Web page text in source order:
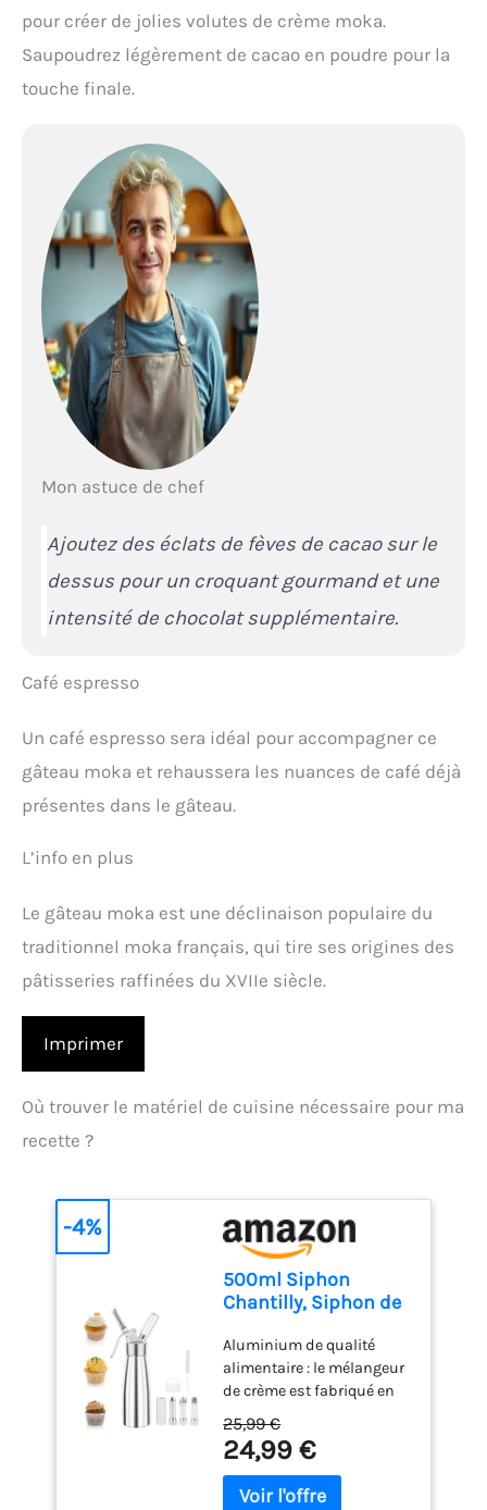
pour créer de jolies volutes de crème moka.
Saupoudrez légèrement de cacao en poudre pour la
touche finale.
Mon astuce de chef
Ajoutez des éclats de fèves de cacao sur le
dessus pour un croquant gourmand et une
intensité de chocolat supplémentaire.
Café espresso
Un café espresso sera idéal pour accompagner ce
gâteau moka et rehaussera les nuances de café déjà
présentes dans le gâteau.
L’info en plus
Le gâteau moka est une déclinaison populaire du
traditionnel moka français, qui tire ses origines des
pâtisseries raffinées du XVIIe siècle.
Imprimer
Où trouver le matériel de cuisine nécessaire pour ma
recette ?
500ml Siphon
Chantilly, Siphon de
Gâteaux et Desserts,
Syphon à crème en
Aluminium avec 3
Douilles en Acier
Inoxydable et 1
Brosse de Nettoyage,
pour Mousses et
Aluminium de qualité
alimentaire : le mélangeur
de crème est fabriqué en
aluminium de qualité
alimentaire, ce qui lui
confère une excellente
durabilité et stabilité.
L'ouverture de la bouteille
25,99 €
24,99 €
-4%